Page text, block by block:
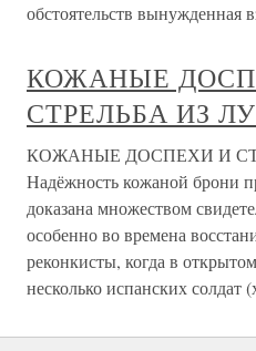
обстоятельств вынужденная
КОЖАНЫЕ
СТРЕЛЬБА ИЗ
КОЖАНЫЕ ДОСПЕХИ И
Надёжность кожаной брони
доказана множеством
особенно во времена
реконкисты, когда в
несколько испанских солдат